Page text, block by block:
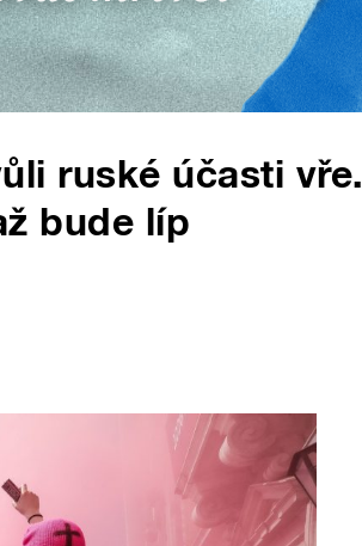
ruské účasti vře.
bude líp